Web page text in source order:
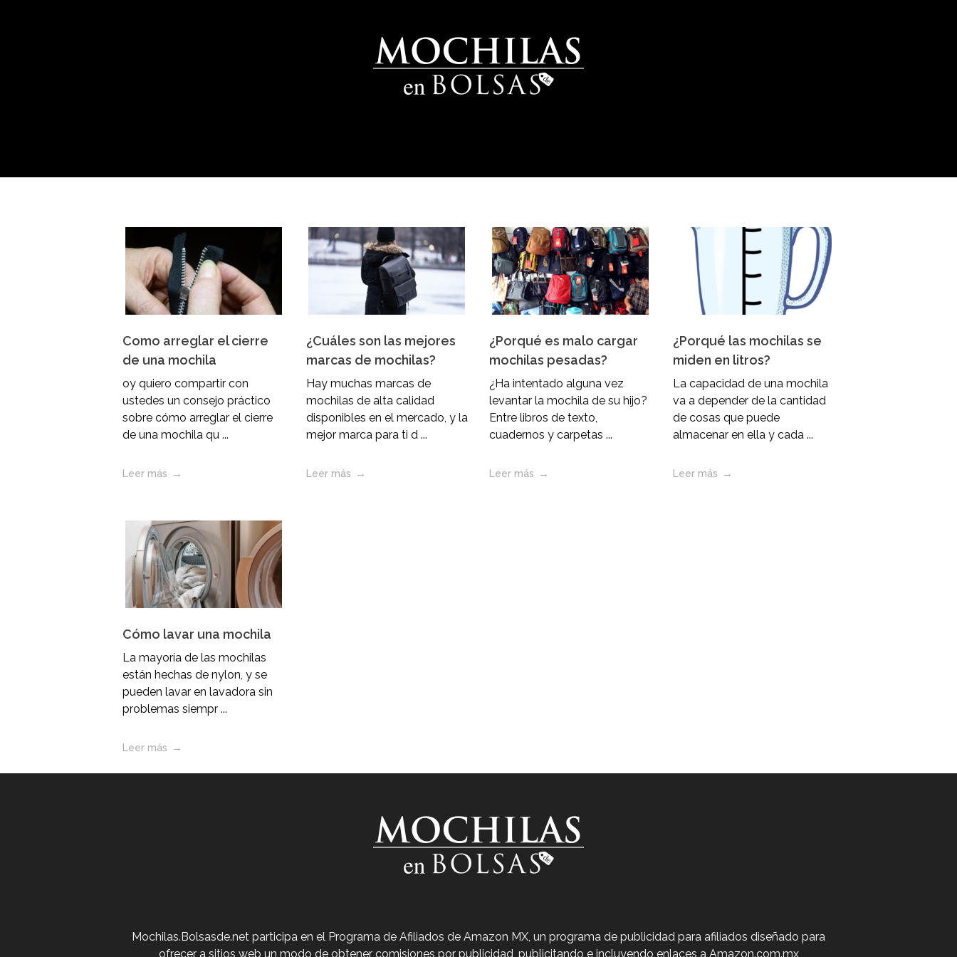
Como arreglar el cierre
de una mochila
oy quiero compartir con
ustedes un consejo práctico
sobre cómo arreglar el cierre
de una mochila qu ...
Leer más
¿Cuáles son las mejores
marcas de mochilas?
Hay muchas marcas de
mochilas de alta calidad
disponibles en el mercado, y la
mejor marca para ti d ...
Leer más
¿Porqué es malo cargar
mochilas pesadas?
¿Ha intentado alguna vez
levantar la mochila de su hijo?
Entre libros de texto,
cuadernos y carpetas ...
Leer más
¿Porqué las mochilas se
miden en litros?
La capacidad de una mochila
va a depender de la cantidad
de cosas que puede
almacenar en ella y cada ...
Leer más
Cómo lavar una mochila
La mayoría de las mochilas
están hechas de nylon, y se
pueden lavar en lavadora sin
problemas siempr ...
Leer más
Mochilas.Bolsasde.net participa en el Programa de Afiliados de Amazon MX, un programa de publicidad para afiliados diseñado para
ofrecer a sitios web un modo de obtener comisiones por publicidad, publicitando e incluyendo enlaces a Amazon.com.mx